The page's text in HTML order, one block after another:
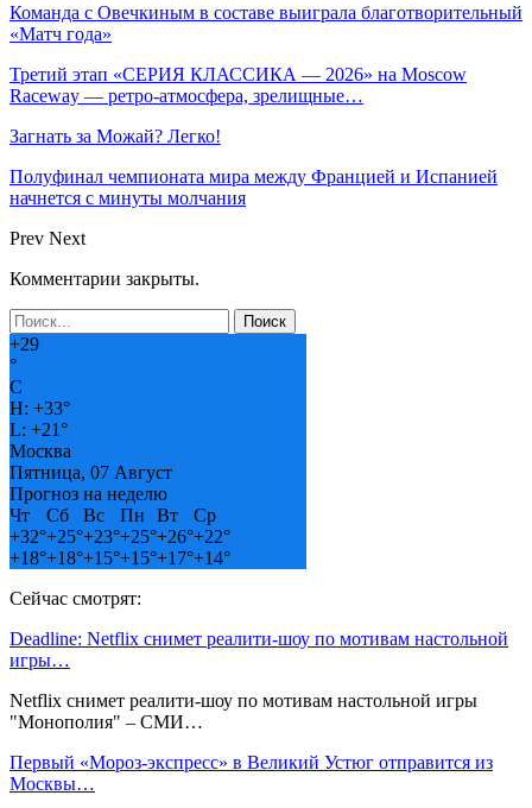
Команда с Овечкиным в составе выиграла благотворительный
«Матч года»
Третий этап «СЕРИЯ КЛАССИКА — 2026» на Moscow
Raceway — ретро‑атмосфера, зрелищные…
Загнать за Можай? Легко!
Полуфинал чемпионата мира между Францией и Испанией
начнется с минуты молчания
Prev Next
Комментарии закрыты.
+29
°
C
H: +33°
L: +21°
Москва
Пятница, 07 Август
Прогноз на неделю
Чт
Сб Вс Пн Вт
Ср
+32°+25°+23°+25°+26°+22°
+18°+18°+15°+15°+17°+14°
Сейчас смотрят:
Deadline: Netflix снимет реалити-шоу по мотивам настольной
игры…
Netflix снимет реалити-шоу по мотивам настольной игры
"Монополия" – СМИ…
Первый «Мороз-экспресс» в Великий Устюг отправится из
Москвы…